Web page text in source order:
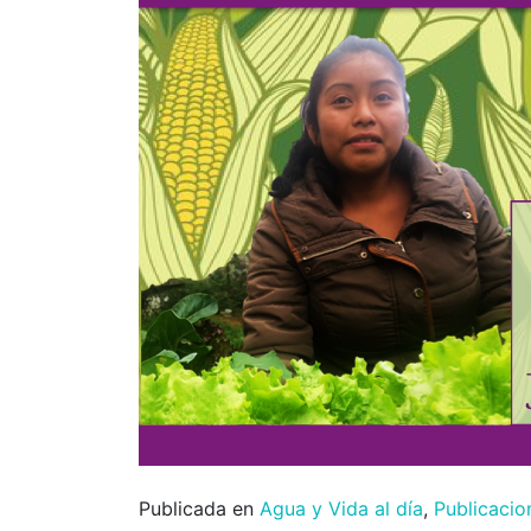
Publicada en Agua y Vida al día,